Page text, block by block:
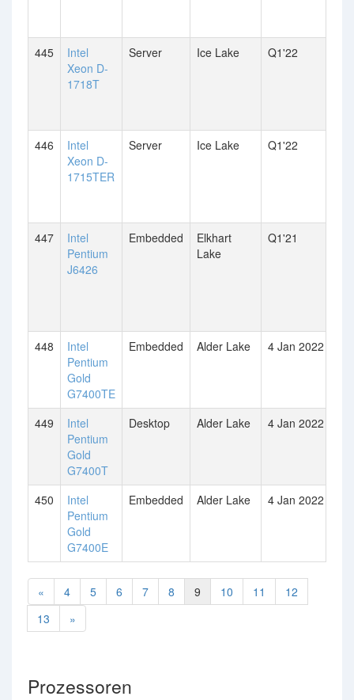
445
Intel
Xeon D-
1718T
Server Ice Lake Q1'22
446
Intel
Xeon D-
1715TER
Server Ice Lake Q1'22
447
Intel
Pentium
J6426
Embedded
Elkhart
Lake
Q1'21
448
Intel
Pentium
Gold
G7400TE
Embedded Alder Lake 4 Jan 2022
449
Intel
Pentium
Gold
G7400T
Desktop Alder Lake 4 Jan 2022
450
Intel
Pentium
Gold
G7400E
Embedded Alder Lake 4 Jan 2022
« 4 5 6 7 8 9 10 11
12
13
»
Prozessoren